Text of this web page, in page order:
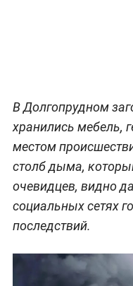
В Долгопрудном
хранились мебель,
местом
столб дыма,
очевидцев, видно
социальных сетях
последствий.